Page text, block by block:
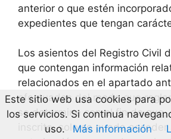
anterior o que estén
expedientes que tengan
Los asientos del Registro Civil
que contengan información
relacionados en el apartado
efectuados del modo que
se determine con el fin de que,
inscrito, solo se pueda acceder
Este sitio web usa cookies para
los servicios. Si continua
uso.
Más información